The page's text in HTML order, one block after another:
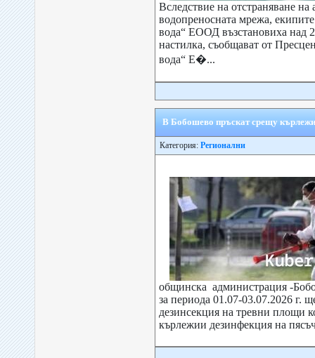
Вследствие на отстраняване на
водопреносната мрежа,
вода“ ЕООД възстановиха над
настилка, съобщават от
вода“ Е�...
В Бобошево пръскат срещу кърлежи
Категория: Регионални
общинска администрация -
за периода 01.07-03.07.2026 г.
дезинсекция на тревни площи
кърлежии дезинфекция на